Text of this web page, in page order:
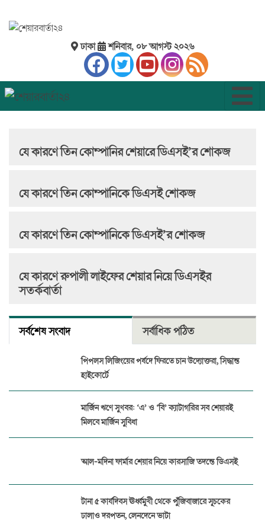
ঢাকা শনিবার, ০৮ আগস্ট ২০২৬
যে কারণে তিন কোম্পানির শেয়ারে ডিএসই’র শোকজ
যে কারণে তিন কোম্পানিকে ডিএসই শোকজ
যে কারণে তিন কোম্পানিকে ডিএসই’র শোকজ
যে কারণে রুপালী লাইফের শেয়ার নিয়ে ডিএসইর
সতর্কবার্তা
সর্বশেষ সংবাদ সর্বাধিক পঠিত
পিপলস লিজিংয়ের পর্ষদে ফিরতে চান উদ্যোক্তরা, সিদ্ধান্ত
হাইকোর্টে
মার্জিন ঋণে সুখবর: ‘এ’ ও ‘বি’ ক্যাটাগরির সব শেয়ারই
মিলবে মার্জিন সুবিধা
আল-মদিনা ফার্মার শেয়ার নিয়ে কারসাজি তদন্তে ডিএসই
টানা ৫ কার্যদিবস ঊর্ধ্বমুখী থেকে পুঁজিবাজারে সূচকের
ঢালাও দরপতন, লেনদেনে ভাটা